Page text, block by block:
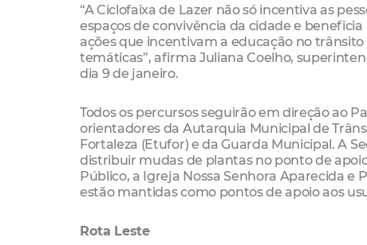
“A Ciclofaixa de Lazer não só incentiva as
espaços de convivência da cidade e
ações que incentivam a educação no
temáticas”, afirma Juliana Coelho,
dia 9 de janeiro.
Todos os percursos seguirão em direção ao
orientadores da Autarquia Municipal de
Fortaleza (Etufor) e da Guarda Municipal. A
distribuir mudas de plantas no ponto de
Público, a Igreja Nossa Senhora Aparecida
estão mantidas como pontos de apoio aos
Rota Leste